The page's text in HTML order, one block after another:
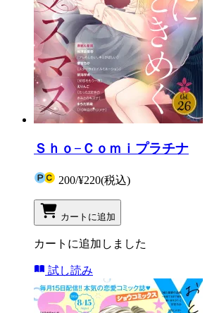
Ｓｈｏ−Ｃｏｍｉプラチナ
200/¥220(税込)
カートに追加
カートに追加しました
試し読み